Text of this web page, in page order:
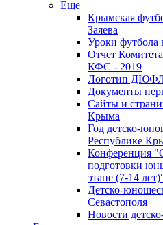
Еще
Крымская
Заяева
Уроки футбола
Отчет
КФС - 2019
Логотип
Документы
Сайты и
Крыма
Год детско-
Республике
Конференция
подготовки
этапе (7-14
Детско-
Севастополя
Новости